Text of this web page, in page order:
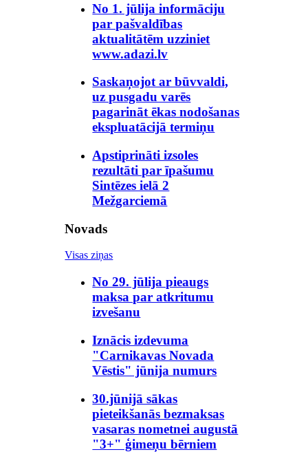
No 1. jūlija informāciju
par pašvaldības
aktualitātēm uzziniet
www.adazi.lv
Saskaņojot ar būvvaldi,
uz pusgadu varēs
pagarināt ēkas nodošanas
ekspluatācijā termiņu
Apstiprināti izsoles
rezultāti par īpašumu
Sintēzes ielā 2
Mežgarciemā
Novads
Visas ziņas
No 29. jūlija pieaugs
maksa par atkritumu
izvešanu
Iznācis izdevuma
"Carnikavas Novada
Vēstis" jūnija numurs
30.jūnijā sākas
pieteikšanās bezmaksas
vasaras nometnei augustā
"3+" ģimeņu bērniem